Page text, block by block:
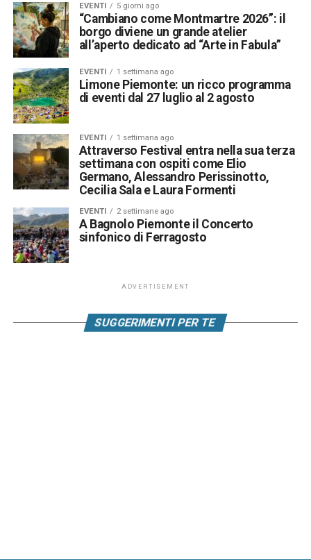
EVENTI 5 giorni ago
“Cambiano come Montmartre 2026”: il
borgo diviene un grande atelier
all’aperto dedicato ad “Arte in Fabula”
EVENTI 1 settimana ago
Limone Piemonte: un ricco programma
di eventi dal 27 luglio al 2 agosto
EVENTI 1 settimana ago
Attraverso Festival entra nella sua terza
settimana con ospiti come Elio
Germano, Alessandro Perissinotto,
Cecilia Sala e Laura Formenti
EVENTI 2 settimane ago
A Bagnolo Piemonte il Concerto
sinfonico di Ferragosto
ADVERTISEMENT
SUGGERIMENTI PER TE